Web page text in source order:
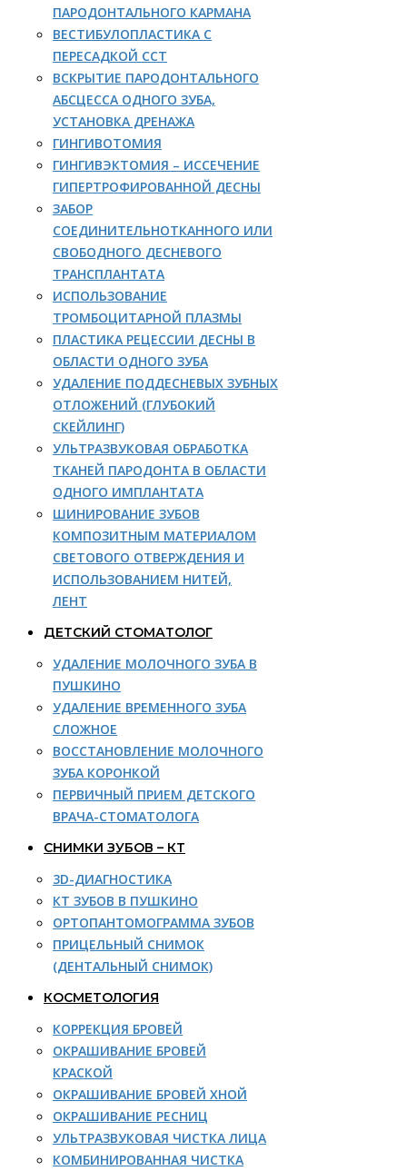
ПАРОДОНТАЛЬНОГО КАРМАНА
ВЕСТИБУЛОПЛАСТИКА С
ПЕРЕСАДКОЙ ССТ
ВСКРЫТИЕ ПАРОДОНТАЛЬНОГО
АБСЦЕССА ОДНОГО ЗУБА,
УСТАНОВКА ДРЕНАЖА
ГИНГИВОТОМИЯ
ГИНГИВЭКТОМИЯ – ИССЕЧЕНИЕ
ГИПЕРТРОФИРОВАННОЙ ДЕСНЫ
ЗАБОР
СОЕДИНИТЕЛЬНОТКАННОГО ИЛИ
СВОБОДНОГО ДЕСНЕВОГО
ТРАНСПЛАНТАТА
ИСПОЛЬЗОВАНИЕ
ТРОМБОЦИТАРНОЙ ПЛАЗМЫ
ПЛАСТИКА РЕЦЕССИИ ДЕСНЫ В
ОБЛАСТИ ОДНОГО ЗУБА
УДАЛЕНИЕ ПОДДЕСНЕВЫХ ЗУБНЫХ
ОТЛОЖЕНИЙ (ГЛУБОКИЙ
СКЕЙЛИНГ)
УЛЬТРАЗВУКОВАЯ ОБРАБОТКА
ТКАНЕЙ ПАРОДОНТА В ОБЛАСТИ
ОДНОГО ИМПЛАНТАТА
ШИНИРОВАНИЕ ЗУБОВ
КОМПОЗИТНЫМ МАТЕРИАЛОМ
СВЕТОВОГО ОТВЕРЖДЕНИЯ И
ИСПОЛЬЗОВАНИЕМ НИТЕЙ,
ЛЕНТ
ДЕТСКИЙ СТОМАТОЛОГ
УДАЛЕНИЕ МОЛОЧНОГО ЗУБА В
ПУШКИНО
УДАЛЕНИЕ ВРЕМЕННОГО ЗУБА
СЛОЖНОЕ
ВОССТАНОВЛЕНИЕ МОЛОЧНОГО
ЗУБА КОРОНКОЙ
ПЕРВИЧНЫЙ ПРИЕМ ДЕТСКОГО
ВРАЧА-СТОМАТОЛОГА
СНИМКИ ЗУБОВ – КТ
3D-ДИАГНОСТИКА
КТ ЗУБОВ В ПУШКИНО
ОРТОПАНТОМОГРАММА ЗУБОВ
ПРИЦЕЛЬНЫЙ СНИМОК
(ДЕНТАЛЬНЫЙ СНИМОК)
КОСМЕТОЛОГИЯ
КОРРЕКЦИЯ БРОВЕЙ
ОКРАШИВАНИЕ БРОВЕЙ
КРАСКОЙ
ОКРАШИВАНИЕ БРОВЕЙ ХНОЙ
ОКРАШИВАНИЕ РЕСНИЦ
УЛЬТРАЗВУКОВАЯ ЧИСТКА ЛИЦА
КОМБИНИРОВАННАЯ ЧИСТКА